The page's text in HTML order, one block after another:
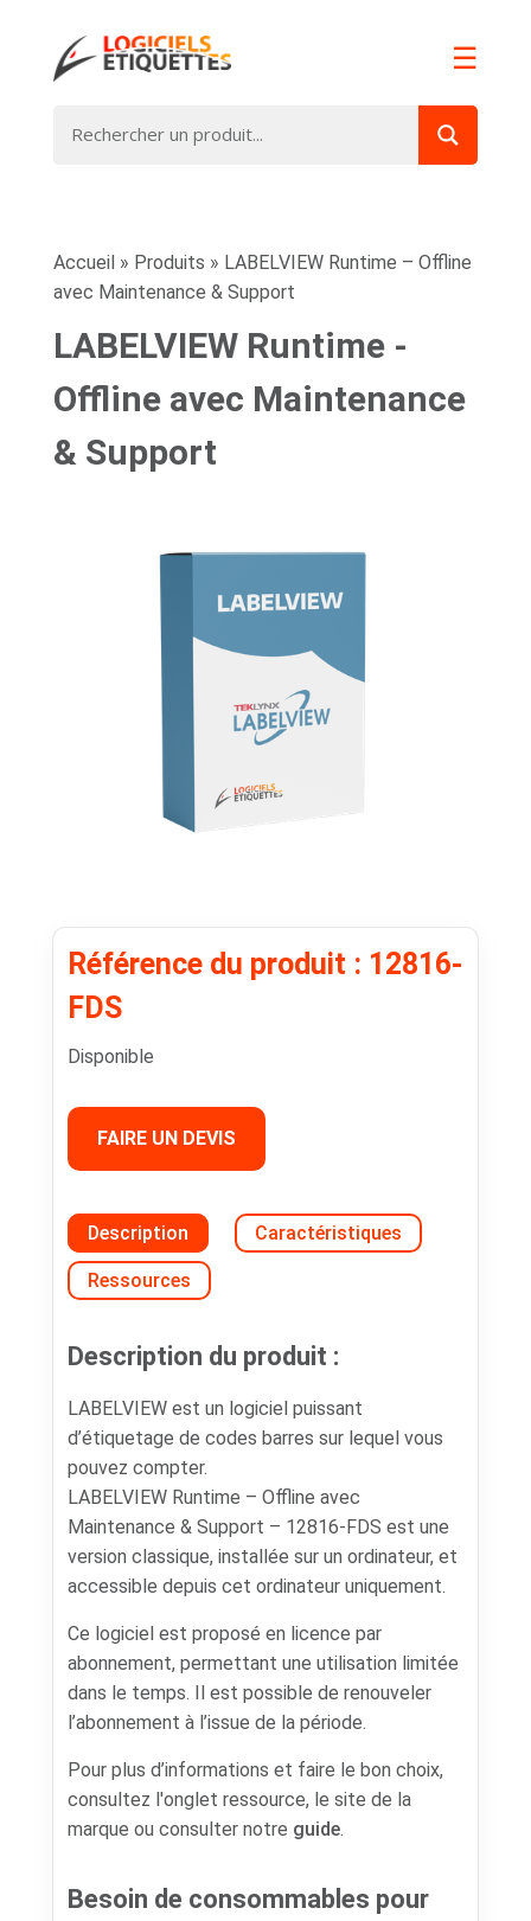
☰
Accueil » Produits » LABELVIEW Runtime – Offline
avec Maintenance & Support
LABELVIEW Runtime -
Offline avec Maintenance
& Support
Référence du produit : 12816-
FDS
Disponible
FAIRE UN DEVIS
Description Caractéristiques
Ressources
Description du produit :
LABELVIEW est un logiciel puissant
d’étiquetage de codes barres sur lequel vous
pouvez compter.
LABELVIEW Runtime – Offline avec
Maintenance & Support – 12816-FDS est une
version classique, installée sur un ordinateur, et
accessible depuis cet ordinateur uniquement.
Ce logiciel est proposé en licence par
abonnement, permettant une utilisation limitée
dans le temps. Il est possible de renouveler
l’abonnement à l’issue de la période.
Pour plus d’informations et faire le bon choix,
consultez l'onglet ressource, le site de la
marque ou consulter notre guide.
Besoin de consommables pour